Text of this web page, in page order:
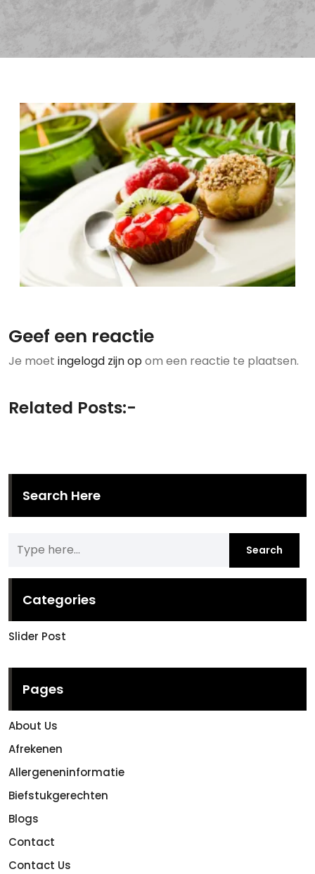
Geef een reactie
Je moet ingelogd zijn opom een reactie te plaatsen.
Related Posts:-
Search Here
Categories
Slider Post
Pages
About Us
Afrekenen
Allergeneninformatie
Biefstukgerechten
Blogs
Contact
Contact Us